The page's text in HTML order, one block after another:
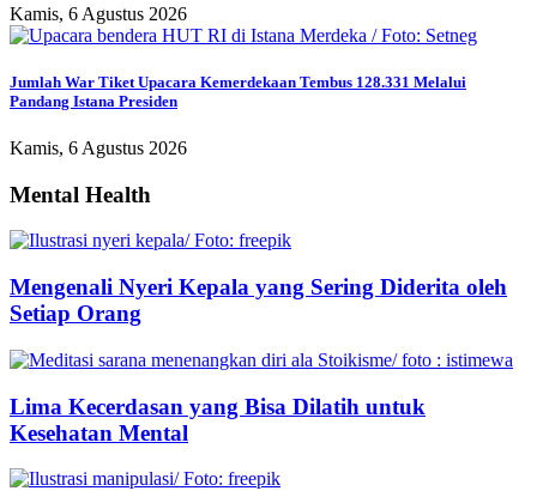
Kamis, 6 Agustus 2026
Jumlah War Tiket Upacara Kemerdekaan Tembus 128.331 Melalui
Pandang Istana Presiden
Kamis, 6 Agustus 2026
Mental Health
Mengenali Nyeri Kepala yang Sering Diderita oleh
Setiap Orang
Lima Kecerdasan yang Bisa Dilatih untuk
Kesehatan Mental